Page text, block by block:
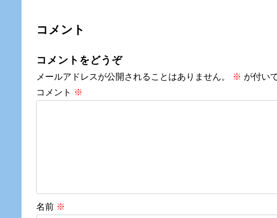
コメント
コメントをどうぞ
メールアドレスが公開されることはありません。 ※ が付い
コメント ※
名前 ※